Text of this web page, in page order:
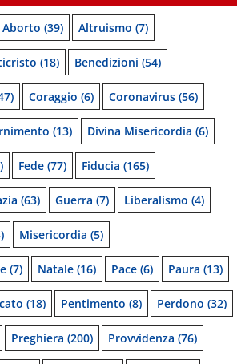
Aborto (39) Altruismo (7)
(18) Benedizioni (54)
Coraggio (6) Coronavirus (56)
(13) Divina Misericordia (6)
Fede (77) Fiducia (165)
(63) Guerra (7) Liberalismo (4)
Misericordia (5)
(7) Natale (16) Pace (6) Paura (13)
(18) Pentimento (8) Perdono (32)
Preghiera (200) Provvidenza (76)